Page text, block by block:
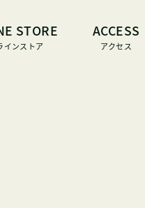
STORE
インストア
ACCESS
アクセス